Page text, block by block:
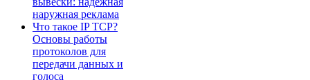
наружная реклама
Что такое IP TCP?
Основы работы
протоколов для
передачи данных и
голоса